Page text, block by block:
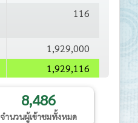
116
1,929,000
1,929,116
8,486
จำนวนผู้เข้าชมทั้งหมด